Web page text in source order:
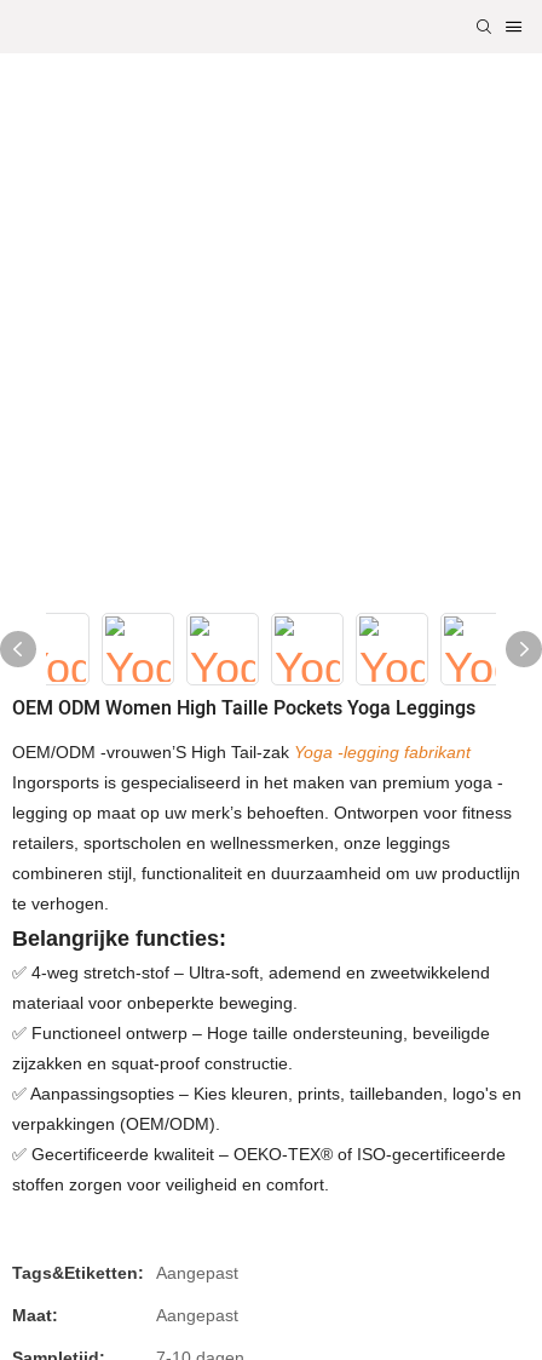
OEM ODM Women High Taille Pockets Yoga Leggings
OEM/ODM -vrouwen’S High Tail-zak Yoga -legging fabrikant
Ingorsports is gespecialiseerd in het maken van premium yoga -
legging op maat op uw merk’s behoeften. Ontworpen voor fitness
retailers, sportscholen en wellnessmerken, onze leggings
combineren stijl, functionaliteit en duurzaamheid om uw productlijn
te verhogen.
Belangrijke functies:
✅ 4-weg stretch-stof – Ultra-soft, ademend en zweetwikkelend
materiaal voor onbeperkte beweging.
✅ Functioneel ontwerp – Hoge taille ondersteuning, beveiligde
zijzakken en squat-proof constructie.
✅ Aanpassingsopties – Kies kleuren, prints, taillebanden, logo's en
verpakkingen (OEM/ODM).
✅ Gecertificeerde kwaliteit – OEKO-TEX® of ISO-gecertificeerde
stoffen zorgen voor veiligheid en comfort.
Tags&Etiketten: Aangepast
Maat: Aangepast